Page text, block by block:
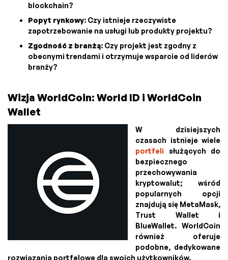
blockchain?
Popyt rynkowy: Czy istnieje rzeczywiste
zapotrzebowanie na usługi lub produkty projektu?
Zgodność z branżą: Czy projekt jest zgodny z
obecnymi trendami i otrzymuje wsparcie od liderów
branży?
Wizja WorldCoin: World ID i WorldCoin
Wallet
W dzisiejszych
czasach istnieje wiele
portfeli służących do
bezpiecznego
przechowywania
kryptowalut; wśród
popularnych opcji
znajdują się MetaMask,
Trust Wallet i
BlueWallet. WorldCoin
również oferuje
podobne, dedykowane
rozwiązania portfelowe dla swoich użytkowników.